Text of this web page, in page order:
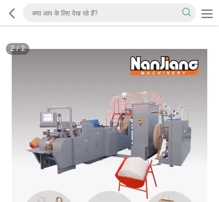
2/2